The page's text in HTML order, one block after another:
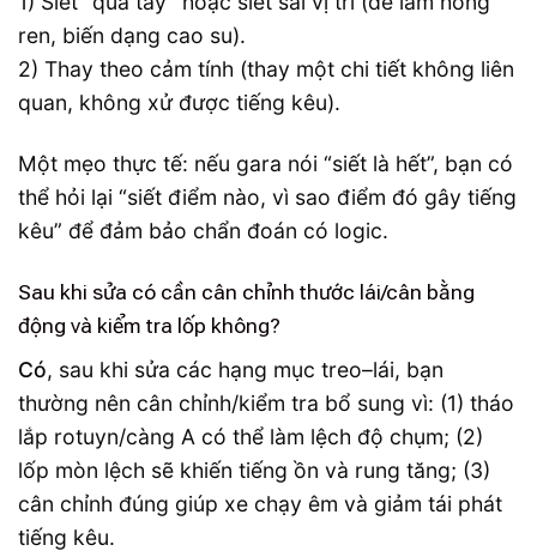
ren, biến dạng cao su).
2) Thay theo cảm tính (thay một chi tiết không liên
quan, không xử được tiếng kêu).
Một mẹo thực tế: nếu gara nói “siết là hết”, bạn có
thể hỏi lại “siết điểm nào, vì sao điểm đó gây tiếng
kêu” để đảm bảo chẩn đoán có logic.
Sau khi sửa có cần cân chỉnh thước lái/cân bằng
động và kiểm tra lốp không?
Có, sau khi sửa các hạng mục treo–lái, bạn
thường nên cân chỉnh/kiểm tra bổ sung vì: (1) tháo
lắp rotuyn/càng A có thể làm lệch độ chụm; (2)
lốp mòn lệch sẽ khiến tiếng ồn và rung tăng; (3)
cân chỉnh đúng giúp xe chạy êm và giảm tái phát
tiếng kêu.